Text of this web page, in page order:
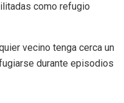
como refugio
vecino tenga cerca un
durante episodios